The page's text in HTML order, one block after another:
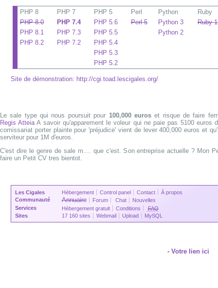
PHP 8 PHP 7 PHP 5 Perl Python
Ruby
PHP 8.0
PHP 7.4 PHP 5.6 Perl 5 Python 3
Ruby
PHP 8.1
PHP 7.3 PHP 5.5
Python 2
PHP 8.2
PHP 7.2
PHP 5.4
PHP 5.3
PHP 5.2
Site de démonstration: http://cgi.toad.lescigales.org/
Le sale type qui nous poursuit pour 100,000 euroset risque de faire
Regis AtteiaA savoir qu'apparement le voleur qui ne paie pas 5100 euros
comissariat porter plainte pour 'préjudice' vient de lever 400,000 euros et
serviteur pour 1M d'euros.
C'est dire le genre de sale m.... que c'est. Son entreprise actuelle ? Mon
faire un Petit CV tres bientot.
Les Cigales Hébergement Control panel Contact
À propos
Communauté
Annuaire Forum Chat
Nouvelles
Services
Hébergement gratuit Conditions
FAQ
Sites
17 160 sites Webmail Upload MySQL
- Votre lien ici